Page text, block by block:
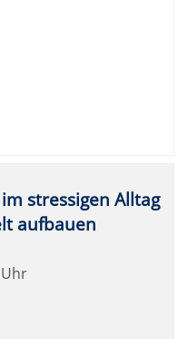
stressigen Alltag
aufbauen
Uhr